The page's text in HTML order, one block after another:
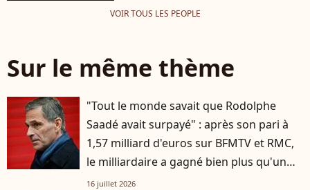
VOIR TOUS LES PEOPLE
Sur le même thème
"Tout le monde savait que Rodolphe
Saadé avait surpayé" : après son pari à
1,57 milliard d'euros sur BFMTV et RMC,
le milliardaire a gagné bien plus qu'un
groupe média
16 juillet 2026